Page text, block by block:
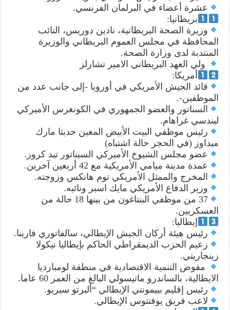
عشرة أعضاء في البرلمان الفرنسي.
بريطانيا:
وزيرة الصحة البريطانية، نادين دوريس، النائب
المحافظة في مجلس العموم البريطاني والوزيرة
المنتدبة لدى وزارة الصحة.
ولي العهد البريطاني الامير تشارلز
أمريكا:
قائد الجيش الأمريكي في أوروبا -إلى جانب عدد من
الموظفين-.
السناتور والعضو الجمهوري في الكونغرس الأميركي
ليندسي غراهام.
رئيس موظفي البيت الأبيض المعين حديثا مارك
ميداوز (في الحجر حالة اشتباه)
عضو مجلس الشيوخ الأميركي السيناتور تيد كروز.
عمدة مدينة ميامي الأمريكية مع 42 أربعين آخرين.
المخرج والممثل الأمريكي توم هانكس وزوجته.
وزير الدفاع الأمريكي مايك اسبر ونائبه.
37 من موظفي البنتاغون من بينها 18 حالة من
العسكريين.
إيطاليا:
رئيس هيئة أركان الجيش الإيطالي، سالفاتوري فارينا.
زعيم الحزب الديمقراطي الحاكم بإيطاليا نيكولا
زينجاريتي.
مفوض التنمية الاقتصادية في منطقة لومبارديا
الايطالية، بالساندرو ماتيسولي البالغ من العمر 60 عاما.
رئيس إقليم بييمونتي الإيطالي “ألبرتو سيريو.
لاعب فريق يوفنتوس الإيطالي.